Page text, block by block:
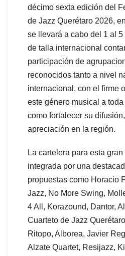
décimo sexta edición del
de Jazz Querétaro 2026,
se llevará a cabo del 1 al
de talla internacional
participación de
reconocidos tanto a nivel
internacional, con el firme
este género musical a
como fortalecer su
apreciación en la región.
La cartelera para esta
integrada por una
propuestas como Horacio
Jazz, No More Swing,
4 All, Korazound, Dantor,
Cuarteto de Jazz
Ritopo, Alborea, Javier
Alzate Quartet, Resijazz,